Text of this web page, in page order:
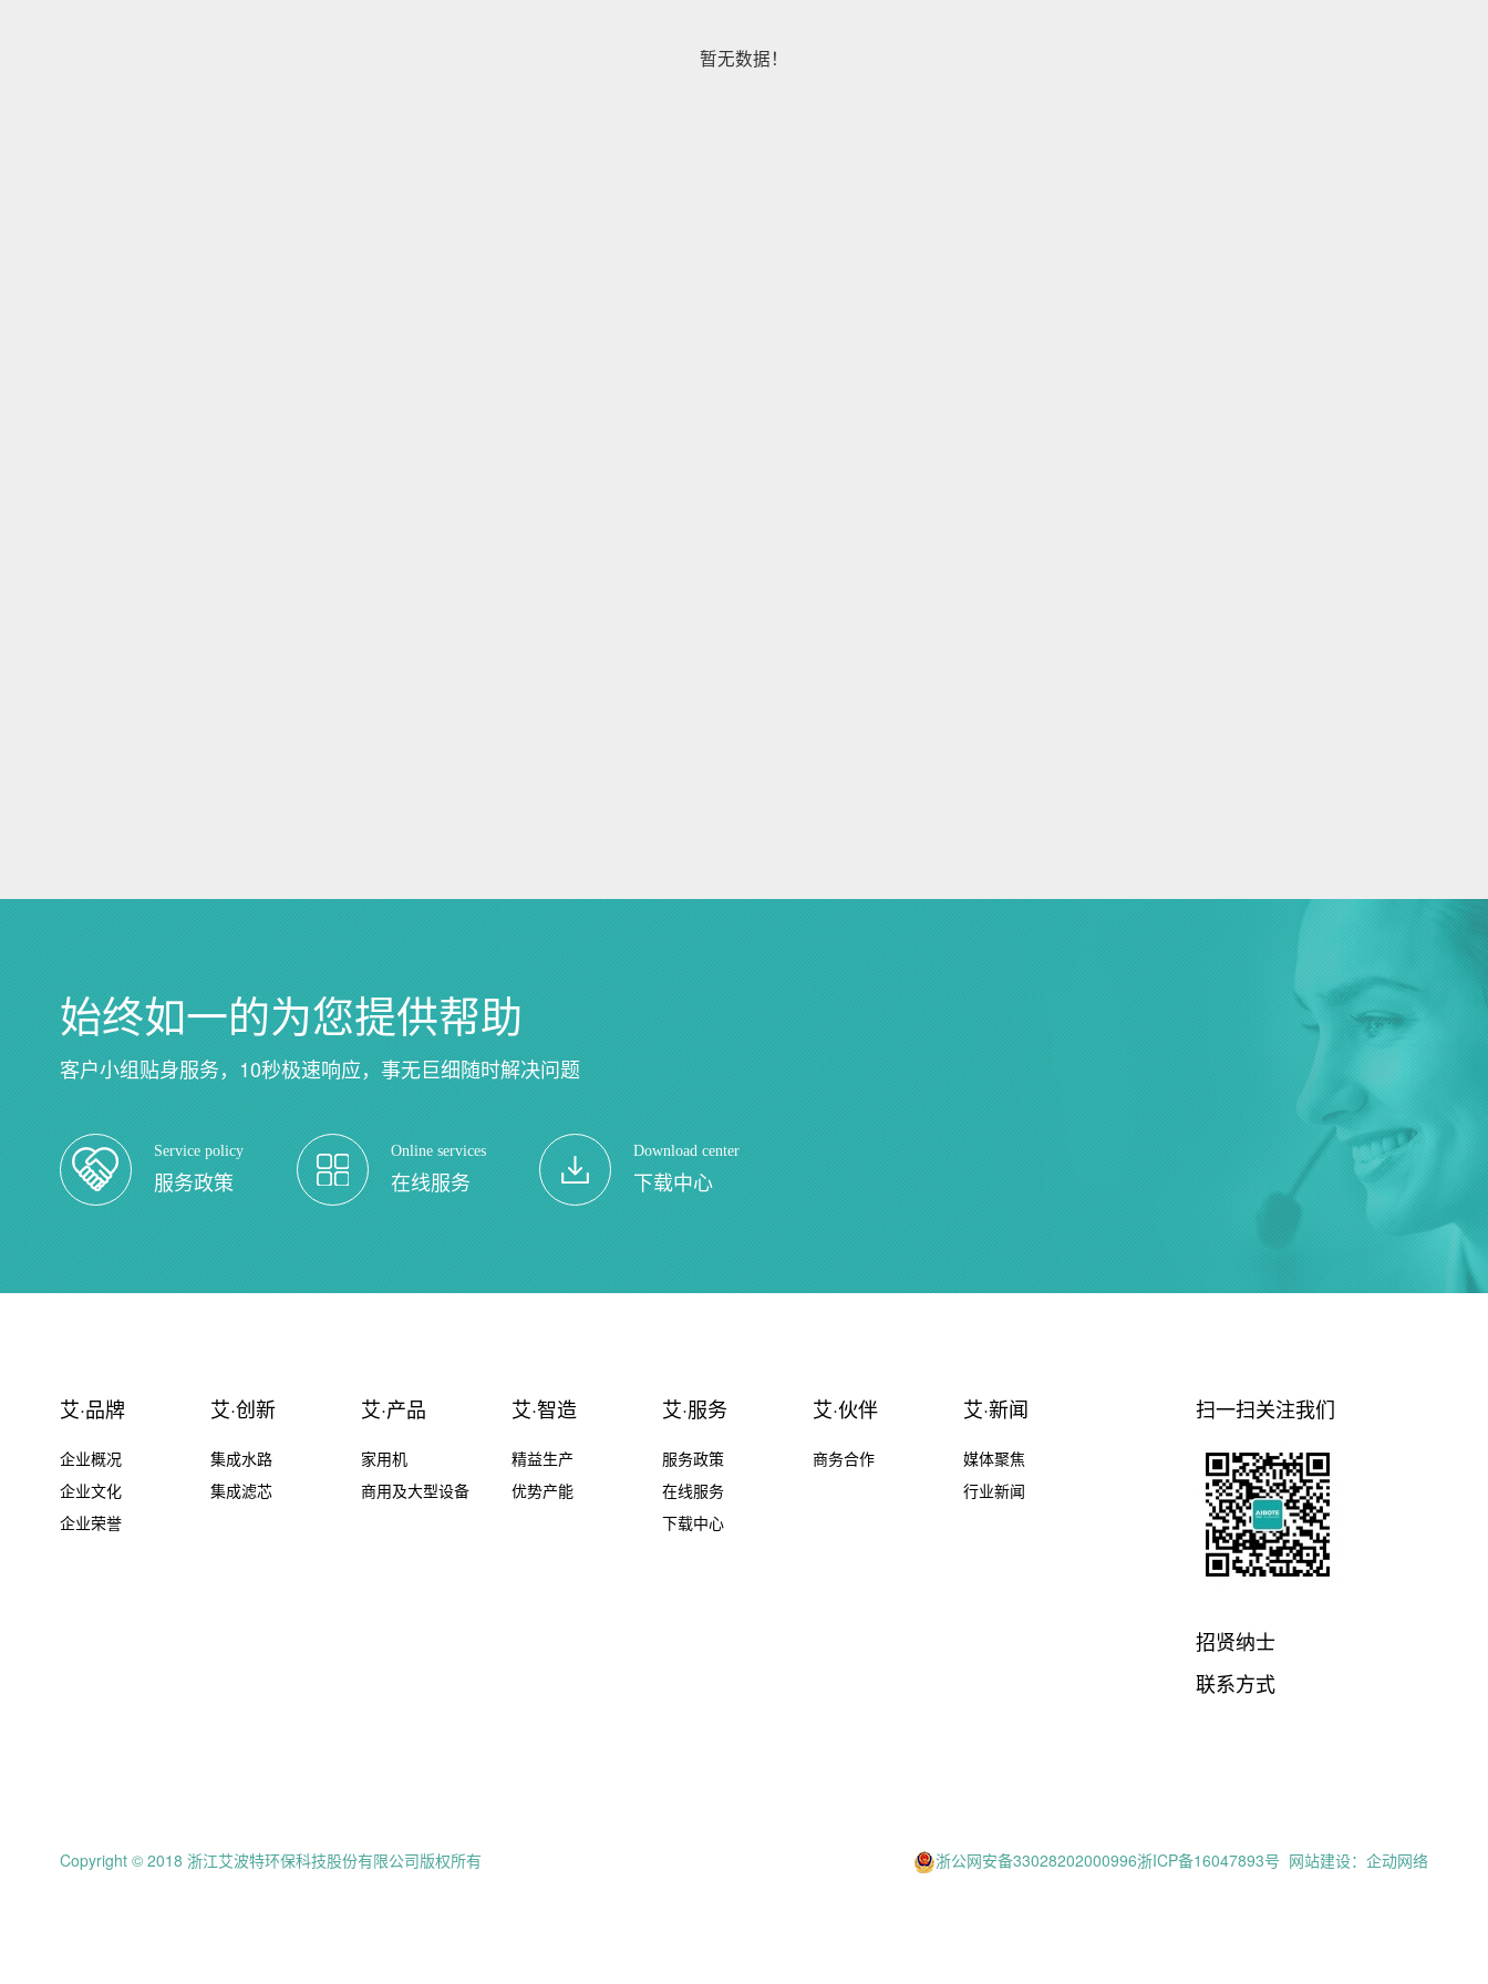
暂无数据！
始终如一的为您提供帮助
客户小组贴身服务，10秒极速响应，事无巨细随时解决问题
Service policy
服务政策
Online services
在线服务
Download center
下载中心
艾·品牌
企业概况
企业文化
企业荣誉
艾·创新
集成水路
集成滤芯
艾·产品
家用机
商用及大型设备
艾·智造
精益生产
优势产能
艾·服务
服务政策
在线服务
下载中心
艾·伙伴
商务合作
艾·新闻
媒体聚焦
行业新闻
扫一扫关注我们
招贤纳士
联系方式
Copyright © 2018 浙江艾波特环保科技股份有限公司版权所有 网站建设：企动网络
浙ICP备16047893号
浙公网安备33028202000996